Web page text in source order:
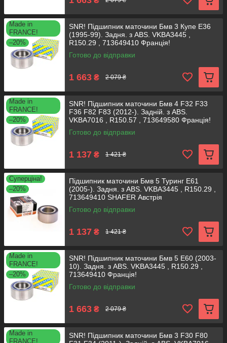
Made in
FRANCE!
–20%
SNR! Підшипник маточини Бмв 3 Купе Е36
(1995-99). Задня. з ABS. VKBA3445 ,
R150.29 , 713649410 Франція!
Готово до відправки
1 663 ₴ 2 079 ₴
Made in
FRANCE!
–20%
SNR! Підшипник маточини Бмв 4 F32 F33
F36 F82 F83 (2012-). Задній. з ABS.
VKBA7016 , R150.57 , 713649580 Франція!
Готово до відправки
1 137 ₴ 1 421 ₴
Суперціна!
–20%
Підшипник маточини Бмв 5 Туринг Е61
(2005-). Задня. з ABS. VKBA3445 , R150.29 ,
713649410 SHAFER Австрія
Готово до відправки
1 137 ₴ 1 421 ₴
Made in
FRANCE!
–20%
SNR! Підшипник маточини Бмв 5 Е60 (2003-
10). Задня. з ABS. VKBA3445 , R150.29 ,
713649410 Франція!
Готово до відправки
1 663 ₴ 2 079 ₴
Made in
FRANCE!
SNR! Підшипник маточини Бмв 3 F30 F80